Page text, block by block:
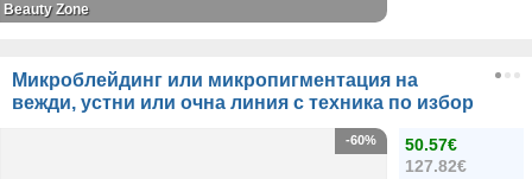
Beauty Zone
Микроблейдинг или микропигментация на
вежди, устни или очна линия с техника по избор
50.57€
127.82€
-60%